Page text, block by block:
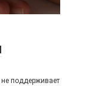
поддерживает